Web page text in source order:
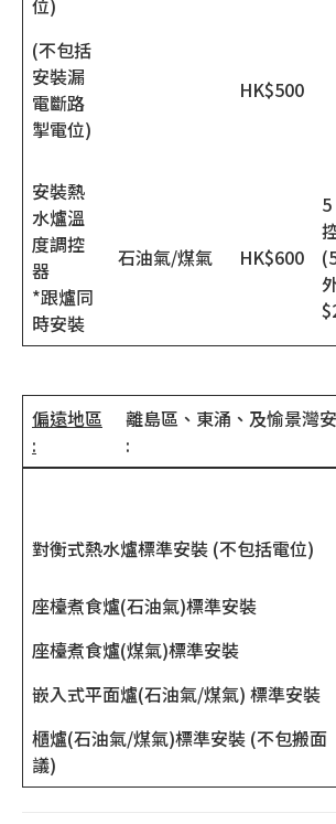
位)
(不包括
安裝漏
電斷路
掣電位)
HK$500
安裝熱
水爐溫
度調控
器
*跟爐同
時安裝
石油氣/煤氣 HK$600
偏遠地區
:
離島區、東涌、及愉景灣
:
對衡式熱水爐標準安裝 (不包括電位)
座檯煮食爐(石油氣)標準安裝
座檯煮食爐(煤氣)標準安裝
嵌入式平面爐(石油氣/煤氣) 標準安裝
櫃爐(石油氣/煤氣)標準安裝 (不包搬面
議)